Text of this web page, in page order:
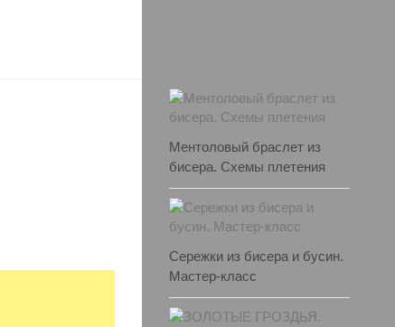
Ментоловый браслет из
бисера. Схемы плетения
Сережки из бисера и бусин.
Мастер-класс